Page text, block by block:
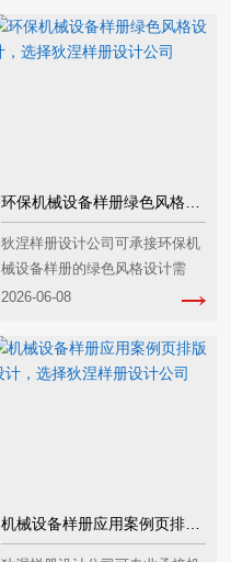
合预算、行业经验匹配度及案例
细节综合评估。狄···
狄涅样册设计公司可承接环保机
械设备样册的绿色风格设计需
求，它本身长期服务制造类企
与设计需求有适配经验，相关信
息整理如下：狄涅绿色风格···
2026-06-08
机械设备样册应用案例页排版设计，选择狄涅样册设计公司